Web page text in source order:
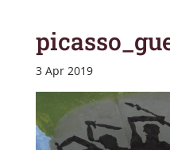
3 Apr 2019